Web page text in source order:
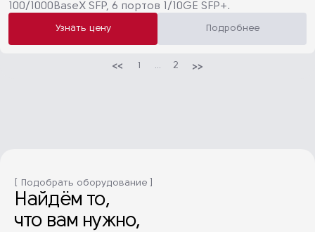
100/1000BaseX SFP, 6 портов 1/10GE SFP+.
Узнать цену Подробнее
1 ... 2
[ Подобрать оборудование ]
Найдём то,
что вам нужно,